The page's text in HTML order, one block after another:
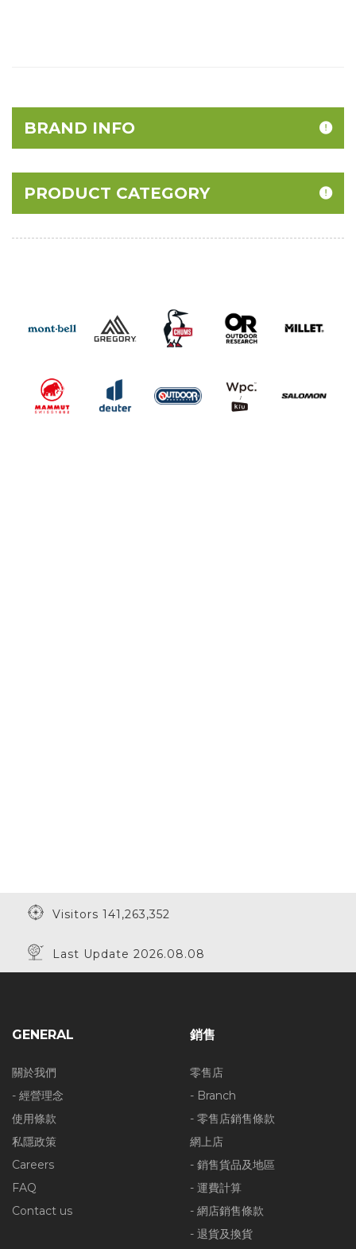
BRAND INFO
PRODUCT CATEGORY
Visitors 141,263,352
Last Update 2026.08.08
GENERAL
關於我們
- 經營理念
使用條款
私隱政策
Careers
FAQ
Contact us
銷售
零售店
- Branch
- 零售店銷售條款
網上店
- 銷售貨品及地區
- 運費計算
- 網店銷售條款
- 退貨及換貨